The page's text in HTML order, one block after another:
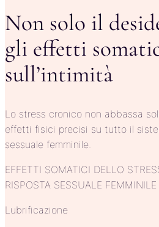
Non solo il
gli effetti
sull’intimità
Lo stress cronico non abbassa
effetti fisici precisi su tutto il
sessuale femminile.
EFFETTI SOMATICI DELLO
RISPOSTA SESSUALE FEMMINILE
Lubrificazione